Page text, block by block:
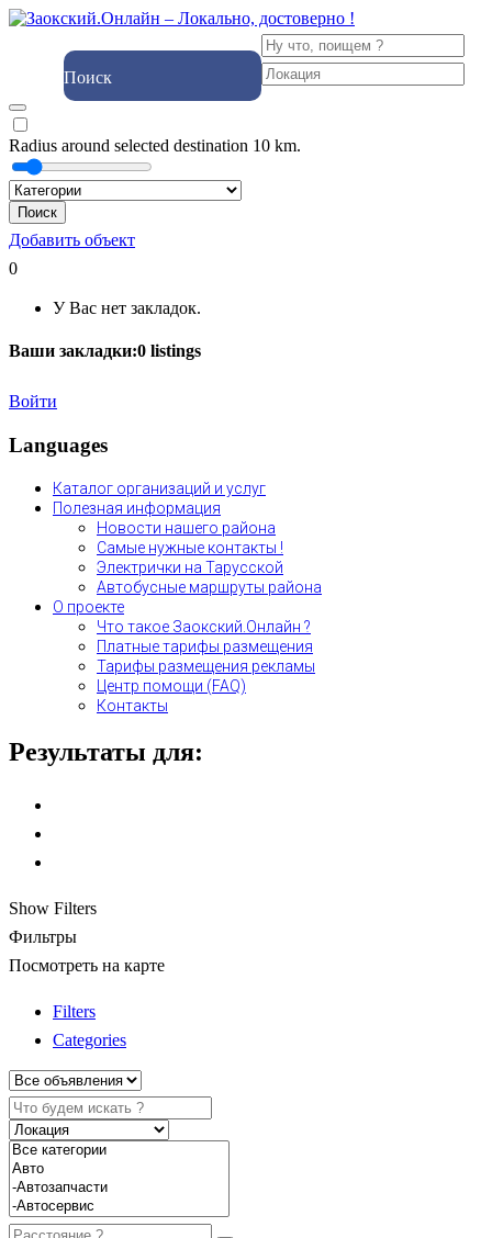
Поиск
Radius around selected destination 10 km.
Поиск
Добавить объект
0
У Вас нет закладок.
Ваши закладки:0 listings
Войти
Languages
Каталог организаций и услуг
Полезная информация
Новости нашего района
Самые нужные контакты !
Электрички на Тарусской
Автобусные маршруты района
О проекте
Что такое Заокский.Онлайн ?
Платные тарифы размещения
Тарифы размещения рекламы
Центр помощи (FAQ)
Контакты
Результаты для:
Show Filters
Фильтры
Посмотреть на карте
Filters
Categories